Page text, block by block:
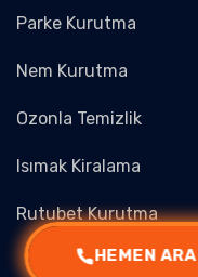
Parke Kurutma
Nem Kurutma
Ozonla Temizlik
Isımak Kiralama
Rutubet Kurutma
HEMEN ARA